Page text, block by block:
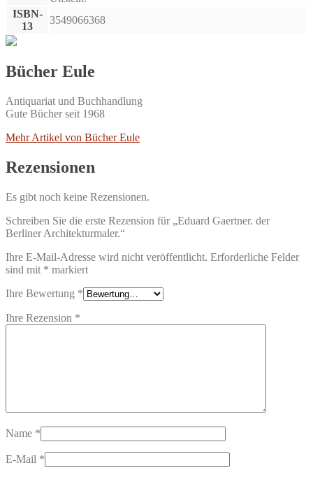
ISBN-
13
3549066368
Bücher Eule
Antiquariat und Buchhandlung
Gute Bücher seit 1968
Mehr Artikel von Bücher Eule
Rezensionen
Es gibt noch keine Rezensionen.
Schreiben Sie die erste Rezension für „Eduard Gaertner. der
Berliner Architekturmaler.“
Ihre E-Mail-Adresse wird nicht veröffentlicht. Erforderliche Felder
sind mit * markiert
Ihre Bewertung *
Ihre Rezension *
Name *
E-Mail *